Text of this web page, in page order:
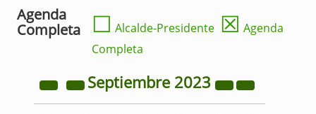
Agenda
Completa
☐ Alcalde-Presidente ☒ Agenda
Completa
Septiembre 2023